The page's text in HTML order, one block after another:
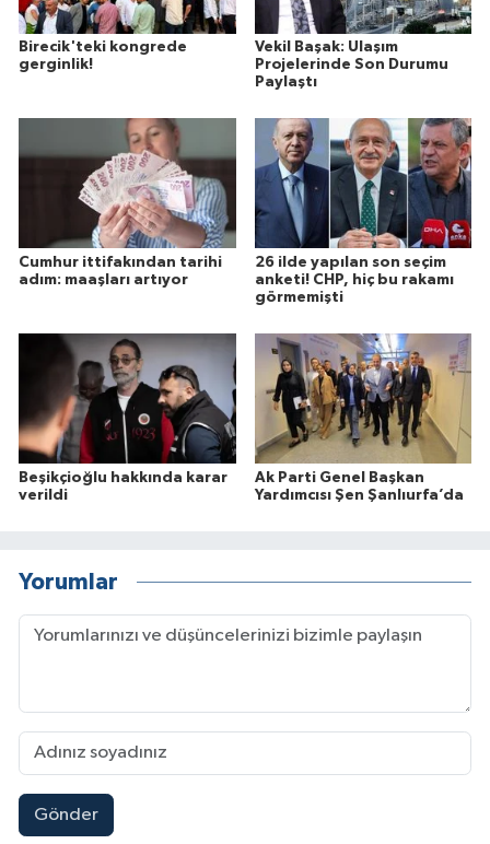
Birecik'teki kongrede
gerginlik!
Vekil Başak: Ulaşım
Projelerinde Son Durumu
Paylaştı
Cumhur ittifakından tarihi
adım: maaşları artıyor
26 ilde yapılan son seçim
anketi! CHP, hiç bu rakamı
görmemişti
Beşikçioğlu hakkında karar
verildi
Ak Parti Genel Başkan
Yardımcısı Şen Şanlıurfa’da
Yorumlar
Gönder